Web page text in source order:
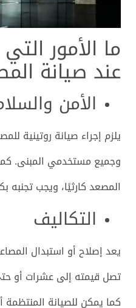
ما الأمور
عند صيانة
الأمن
يلزم إجراء صيانة روتينية
وجميع مستخدمي المبنى.
المصعد كارثيًا، ويجب تجنبه
التكاليف
يعد إصلاح أو استبدال
تصل قيمته إلى عشرات أو
كما يمكن للصيانة